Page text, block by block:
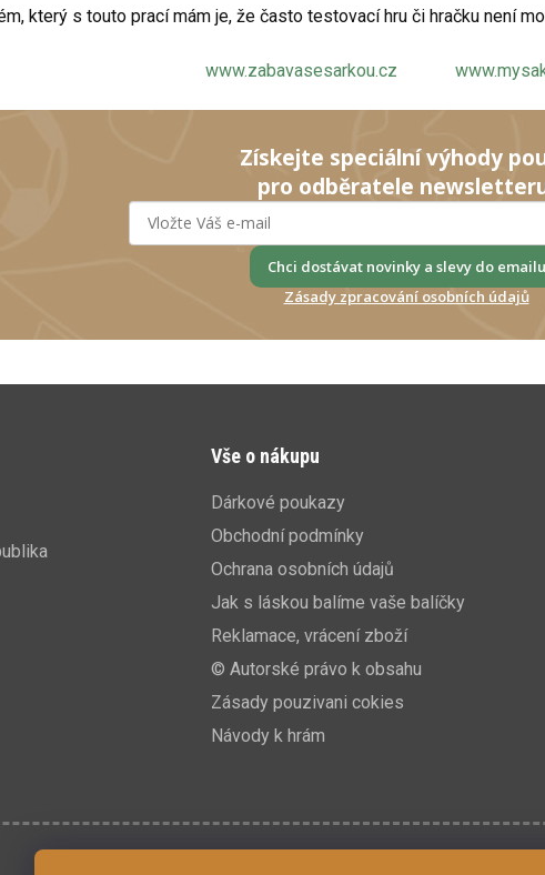
který s touto prací mám je, že často testovací hru či hračku není
www.zabavasesarkou.cz
Získejte speciální výhody
pro odběratele
Chci dostávat novinky a slevy do emailu
Zásady zpracování osobních údajů
Vše o nákupu
Dárkové poukazy
Obchodní podmínky
Ochrana osobních údajů
Jak s láskou balíme vaše balíčky
Reklamace, vrácení zboží
© Autorské právo k obsahu
Zásady pouzivani cokies
Návody k hrám